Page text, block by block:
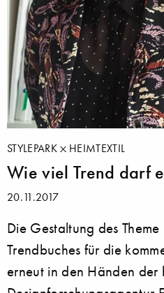
STYLEPARK HEIMTEXTIL
Wie viel Trend darf
20.11.2017
Die Gestaltung des
Trendbuches für die
erneut in den Händen der